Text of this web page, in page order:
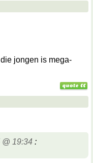
jongen is mega-
@ 19:34 :